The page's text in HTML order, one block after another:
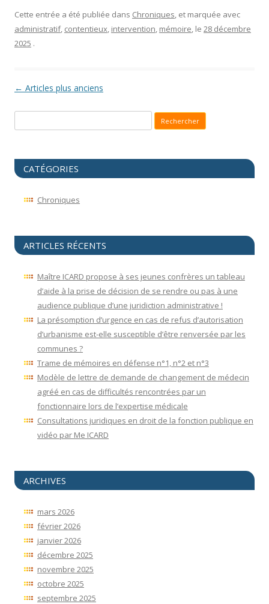
Cette entrée a été publiée dans Chroniques, et marquée avec
administratif, contentieux, intervention, mémoire, le 28 décembre
2025 .
Navigation des articles
← Articles plus anciens
CATÉGORIES
Chroniques
ARTICLES RÉCENTS
Maître ICARD propose à ses jeunes confrères un tableau
d’aide à la prise de décision de se rendre ou pas à une
audience publique d’une juridiction administrative !
La présomption d’urgence en cas de refus d’autorisation
d’urbanisme est-elle susceptible d’être renversée par les
communes ?
Trame de mémoires en défense n°1, n°2 et n°3
Modèle de lettre de demande de changement de médecin
agréé en cas de difficultés rencontrées par un
fonctionnaire lors de l’expertise médicale
Consultations juridiques en droit de la fonction publique en
vidéo par Me ICARD
ARCHIVES
mars 2026
février 2026
janvier 2026
décembre 2025
novembre 2025
octobre 2025
septembre 2025